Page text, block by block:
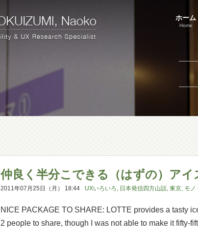
ホーム
Home
仲良く半分こできる（はずの）アイ
2011年07月25日（月） 18:44 UXいろいろ, 日本発信四方山話, 東京, モノ
NICE PACKAGE TO SHARE: LOTTE provides a tasty
2 people to share, though I was not able to make it fifty-